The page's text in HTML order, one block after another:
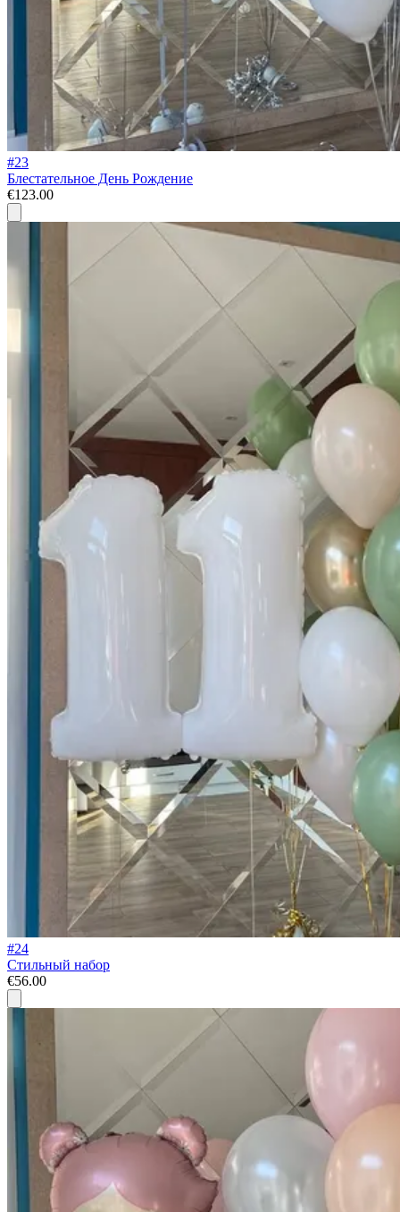
#23
Блестательное День Рождение
€123.00
#24
Стильный набор
€56.00